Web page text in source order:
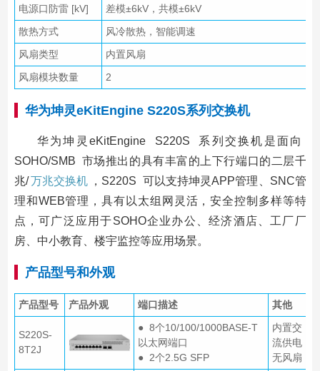
电源口防雷 [kV]
差模±6kV，共模±6kV
散热方式
风冷散热，智能调速
风扇类型
内置风扇
风扇模块数量
2
华为坤灵eKitEngine S220S系列交换机
华为坤灵eKitEngine S220S 系列交换机是面向
SOHO/SMB 市场推出的具有丰富的上下行端口的二层千
兆/万兆交换机 ，S220S 可以支持坤灵APP管理、SNC管
理和WEB管理，具有以太组网灵活，安全控制多样等特
点，可广泛应用于SOHO企业办公、经济酒店、工厂厂
房、中小教育、楼宇监控等应用场景。
产品型号和外观
产品型号 产品外观 端口描述 其他
S220S-
8T2J
● 8个10/100/1000BASE-T
以太网端口
● 2个2.5G SFP
内置交
流供电
无风扇